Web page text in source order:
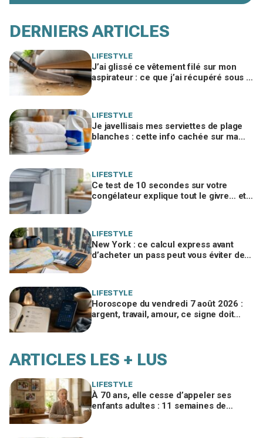
DERNIERS ARTICLES
LIFESTYLE
J’ai glissé ce vêtement filé sur mon
aspirateur : ce que j’ai récupéré sous le
LIFESTYLE
Je javellisais mes serviettes de plage
blanches : cette info cachée sur ma
LIFESTYLE
Ce test de 10 secondes sur votre
congélateur explique tout le givre… et
LIFESTYLE
New York : ce calcul express avant
d’acheter un pass peut vous éviter de
LIFESTYLE
Horoscope du vendredi 7 août 2026 :
argent, travail, amour, ce signe doit
ARTICLES LES + LUS
LIFESTYLE
À 70 ans, elle cesse d’appeler ses
enfants adultes : 11 semaines de